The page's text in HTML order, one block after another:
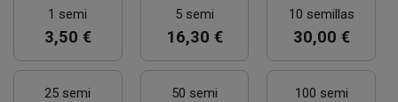
1 semi
3,50 €
5 semi
16,30 €
10 semillas
30,00 €
25 semi 50 semi 100 semi